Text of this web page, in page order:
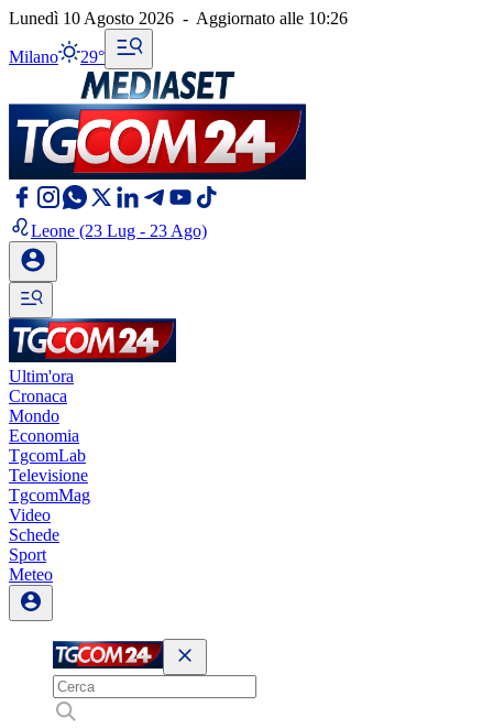
Lunedì 10 Agosto 2026 - Aggiornato alle 10:26
Milano 29°
Leone (23 Lug - 23 Ago)
Ultim'ora
Cronaca
Mondo
Economia
TgcomLab
Televisione
TgcomMag
Video
Schede
Sport
Meteo